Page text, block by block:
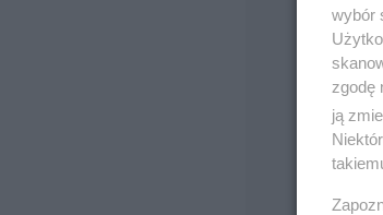
wybór
zgodę
ją